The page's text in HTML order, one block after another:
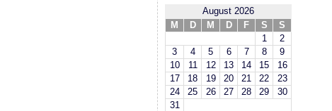
August 2026
M
D M D F S
S
1
2
3
4 5 6 7 8
9
10
11 12 13 14 15
16
17
18 19 20 21 22
23
24
25 26 27 28 29
30
31